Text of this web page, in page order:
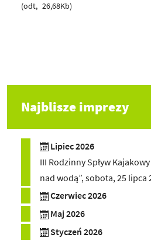
odt 26,68Kb
Najblisze imprezy
Lipiec 2026
III Rodzinny Spływ
nad wodą”, sobota, 25 lipca
Czerwiec 2026
Maj 2026
Styczeń 2026